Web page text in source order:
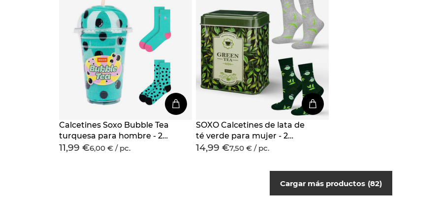
Calcetines Soxo Bubble Tea
turquesa para hombre - 2
Pares
11,99 €6,00 € / pc.
SOXO Calcetines de lata de
té verde para mujer - 2
Pares
14,99 €7,50 € / pc.
Cargar más productos 82